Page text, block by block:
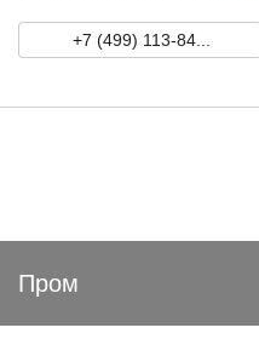
+7 (499) 113-84...
Пром